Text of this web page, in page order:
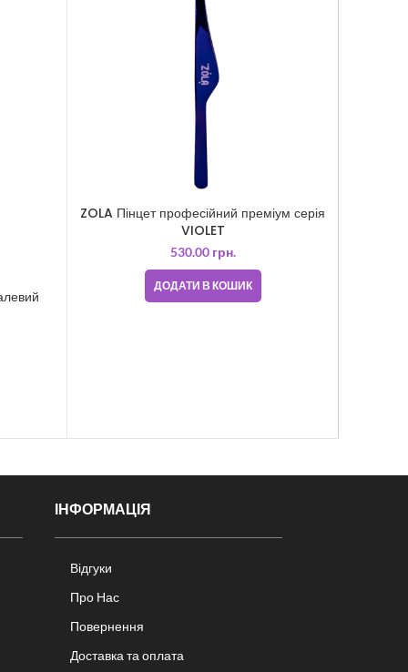
ZOLA Пінцет професійний преміум серія
VIOLET
530.00 грн.
ДОДАТИ В КОШИК
ІНФОРМАЦІЯ
Відгуки
Про Нас
Повернення
Доставка та оплата